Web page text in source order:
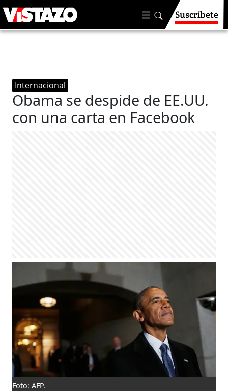
Suscríbete
Internacional
Obama se despide de EE.UU.
con una carta en Facebook
Foto: AFP.